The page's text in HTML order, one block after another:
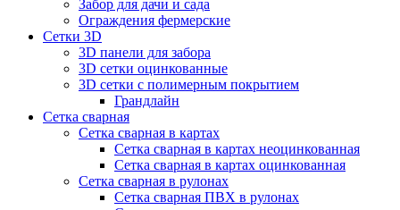
Забор для дачи и сада
Ограждения фермерские
Сетки 3D
3D панели для забора
3D сетки оцинкованные
3D сетки с полимерным покрытием
Грандлайн
Сетка сварная
Сетка сварная в картах
Сетка сварная в картах неоцинкованная
Сетка сварная в картах оцинкованная
Сетка сварная в рулонах
Cетка сварная ПВХ в рулонах